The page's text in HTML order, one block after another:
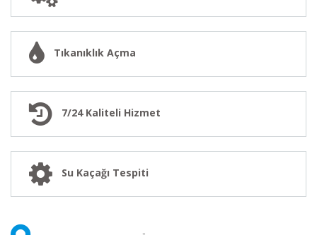
Tıkanıklık Açma
7/24 Kaliteli Hizmet
Su Kaçağı Tespiti